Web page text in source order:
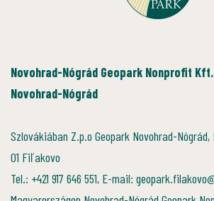
Novohrad-Nógrád Geopark Nonprofit
Novohrad-Nógrád
Szlovákiában Z.p.o Geopark Novohrad-Nógrád,
01 Fiľakovo
Tel.: +421 917 646 551, E-mail: